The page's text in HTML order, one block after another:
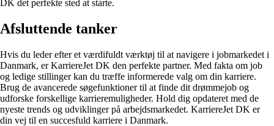
DK det perfekte sted at starte.
Afsluttende tanker
Hvis du leder efter et værdifuldt værktøj til at navigere i jobmarkedet i
Danmark, er KarriereJet DK den perfekte partner. Med fakta om job
og ledige stillinger kan du træffe informerede valg om din karriere.
Brug de avancerede søgefunktioner til at finde dit drømmejob og
udforske forskellige karrieremuligheder. Hold dig opdateret med de
nyeste trends og udviklinger på arbejdsmarkedet. KarriereJet DK er
din vej til en succesfuld karriere i Danmark.